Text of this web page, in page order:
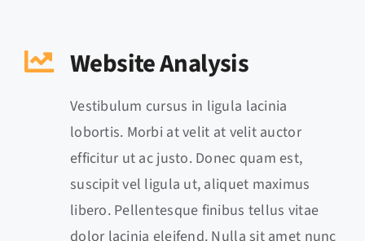
Website Analysis
Vestibulum cursus in ligula lacinia
lobortis. Morbi at velit at velit auctor
efficitur ut ac justo. Donec quam est,
suscipit vel ligula ut, aliquet maximus
libero. Pellentesque finibus tellus vitae
dolor lacinia eleifend. Nulla sit amet nunc